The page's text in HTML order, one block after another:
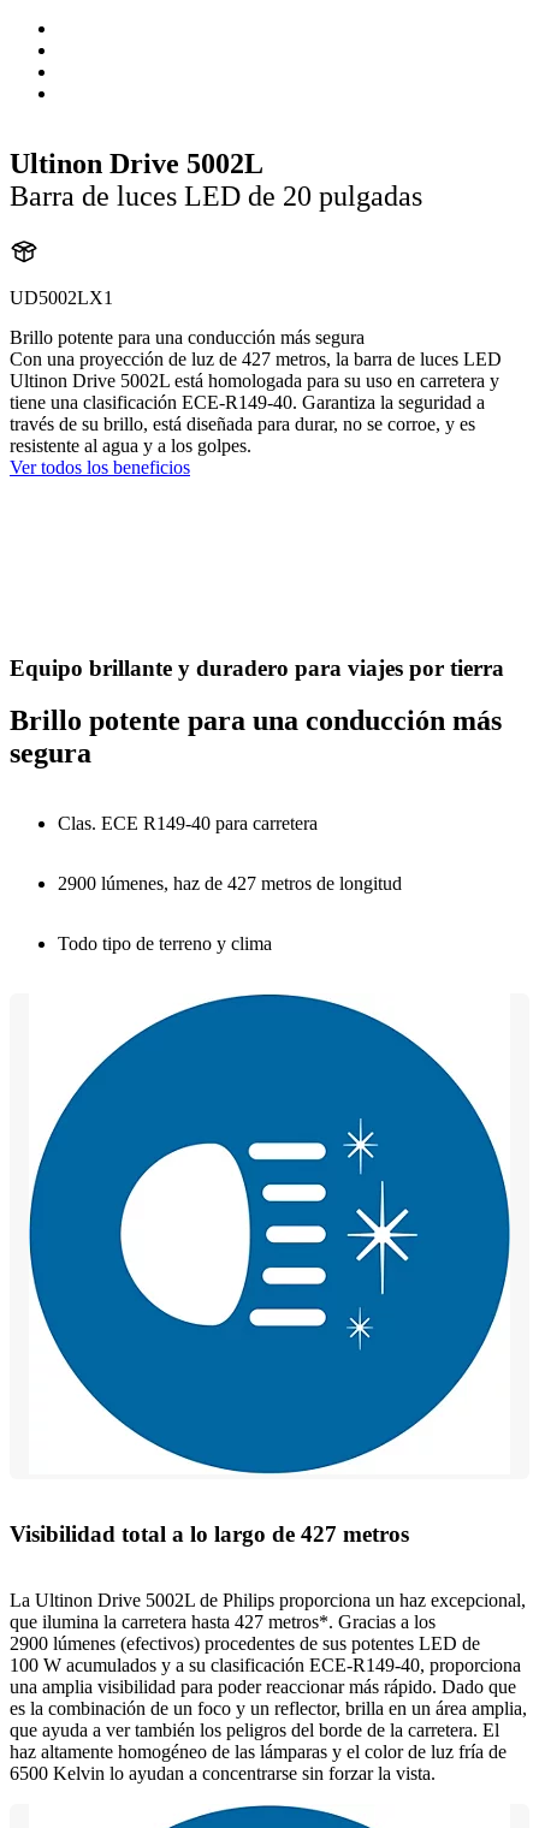
Ultinon Drive 5002L
Barra de luces LED de 20 pulgadas
UD5002LX1
Brillo potente para una conducción más segura
Con una proyección de luz de 427 metros, la barra de luces LED
Ultinon Drive 5002L está homologada para su uso en carretera y
tiene una clasificación ECE-R149-40. Garantiza la seguridad a
través de su brillo, está diseñada para durar, no se corroe, y es
resistente al agua y a los golpes.
Ver todos los beneficios
Equipo brillante y duradero para viajes por tierra
Brillo potente para una conducción más
segura
Clas. ECE R149-40 para carretera
2900 lúmenes, haz de 427 metros de longitud
Todo tipo de terreno y clima
Visibilidad total a lo largo de 427 metros
La Ultinon Drive 5002L de Philips proporciona un haz excepcional,
que ilumina la carretera hasta 427 metros*. Gracias a los
2900 lúmenes (efectivos) procedentes de sus potentes LED de
100 W acumulados y a su clasificación ECE-R149-40, proporciona
una amplia visibilidad para poder reaccionar más rápido. Dado que
es la combinación de un foco y un reflector, brilla en un área amplia,
que ayuda a ver también los peligros del borde de la carretera. El
haz altamente homogéneo de las lámparas y el color de luz fría de
6500 Kelvin lo ayudan a concentrarse sin forzar la vista.